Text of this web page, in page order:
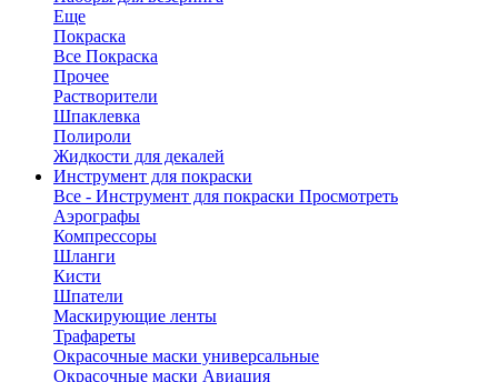
Еще
Покраска
Все Покраска
Прочее
Растворители
Шпаклевка
Полироли
Жидкости для декалей
Инструмент для покраски
Все - Инструмент для покраски Просмотреть
Аэрографы
Компрессоры
Шланги
Кисти
Шпатели
Маскирующие ленты
Трафареты
Окрасочные маски универсальные
Окрасочные маски Авиация